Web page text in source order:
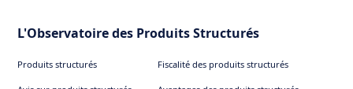
L'Observatoire des Produits Structurés
Produits structurés Fiscalité des produits structurés